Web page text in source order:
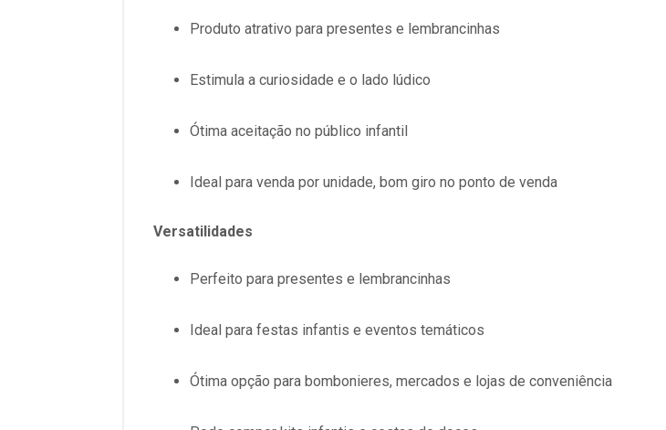
Produto atrativo para presentes e lembrancinhas
Estimula a curiosidade e o lado lúdico
Ótima aceitação no público infantil
Ideal para venda por unidade, bom giro no ponto de venda
Versatilidades
Perfeito para presentes e lembrancinhas
Ideal para festas infantis e eventos temáticos
Ótima opção para bombonieres, mercados e lojas de conveniência